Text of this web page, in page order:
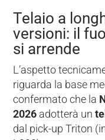
Telaio a
versioni: il
si arrende
L’aspetto
riguarda la base
confermato che la
2026 adotterà un
dal pick-up Triton